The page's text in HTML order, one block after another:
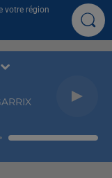
votre région